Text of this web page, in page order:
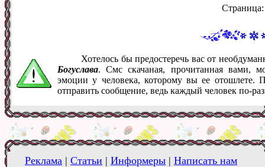
Хотелось бы предостеречь вас от
Богуслава. Смс скачаная, прочитанная вами,
эмоции у человека, которому вы ее отошлете.
отправить сообщение, ведь каждый человек по-
Реклама | Статьи | Информеры | Написать нам